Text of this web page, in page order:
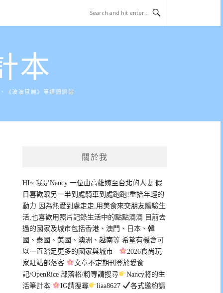
本
《波波黛麗》等媒體網站
關於我
HI~ 我是Nancy 一位由高雄嫁至台北的人妻 假
日喜歡跟另一半到處騎車到處跑跑!重拾年輕的
動力 因為熱愛到處走走,用美食來交朋友體驗生
活,也喜歡用照片記錄生活中的點點滴滴 目前去
過的國家及城市包括香港、澳門、日本、韓
國、泰國、美國、澳洲、越南等 希望有機會可
以一直踏足更多的國家與城市
2026食尚玩
家駐站部落客
文章不定期刊登於愛食
記/OpenRice 部落格/粉專請搜尋
Nancy將的生
活筆計本
IG請搜尋 liaa8627
各式邀約請